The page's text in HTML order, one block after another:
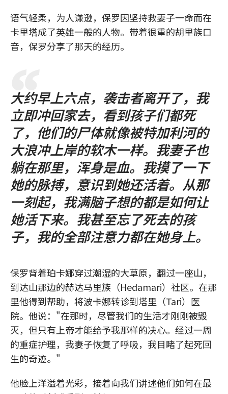
语气轻柔，为人谦逊，保罗因坚持救妻子一命而在
卡里塔成了英雄一般的人物。带着很重的胡里族口
音，保罗分享了那天的经历。
大约早上六点，袭击者离开了，我
立即冲回家去，看到孩子们都死
了，他们的尸体就像被特加利河的
大浪冲上岸的软木一样。我妻子也
躺在那里，浑身是血。我摸了一下
她的脉搏，意识到她还活着。从那
一刻起，我满脑子想的都是如何让
她活下来。我甚至忘了死去的孩
子，我的全部注意力都在她身上。
保罗背着珀卡娜穿过潮湿的大草原，翻过一座山，
到达山那边的赫达马里族（Hedamari）社区。在那
里他得到帮助，将波卡娜转诊到塔里（Tari）医
院。他说："在那时，尽管我们的生活才刚刚被毁
灭，但只有上帝才能给予我那样的决心。经过一周
的重症护理，我妻子恢复了呼吸，我目睹了起死回
生的奇迹。"
他脸上洋溢着光彩，接着向我们讲述他们如何在最